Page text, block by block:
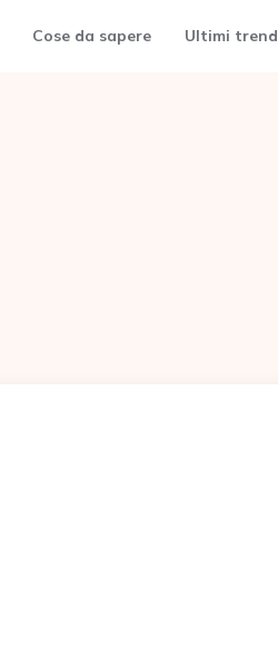
Cose da sapere Ultimi trend